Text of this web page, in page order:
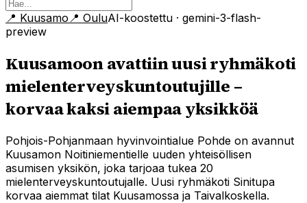
📍 Kuusamo 📍 OuluAI-koostettu · gemini-3-flash-
preview
Kuusamoon avattiin uusi ryhmäkoti
mielenterveyskuntoutujille –
korvaa kaksi aiempaa yksikköä
Pohjois-Pohjanmaan hyvinvointialue Pohde on avannut
Kuusamon Noitiniementielle uuden yhteisöllisen
asumisen yksikön, joka tarjoaa tukea 20
mielenterveyskuntoutujalle. Uusi ryhmäkoti Sinitupa
korvaa aiemmat tilat Kuusamossa ja Taivalkoskella.